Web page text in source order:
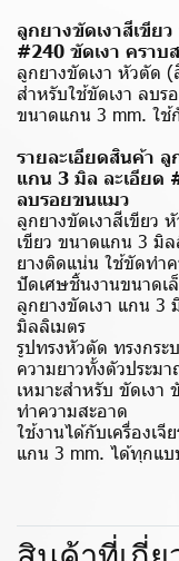
ลูกยางขัดเงาสีเขีย
#240 ขัดเงา ครา
ลูกยางขัดเงา หัวตัด
สำหรับใช้ขัดเงา ลบ
ขนาดแกน 3 mm. ใช้
รายละเอียดสินค้า ลู
แกน 3 มิล ละเอียด
ลบรอยขนแมว
ลูกยางขัดเงาสีเขียว
เขียว ขนาดแกน 3 มิ
ยางติดแน่น ใช้ขัดทำ
ปัดเศษชิ้นงานขนาดเ
ลูกยางขัดเงา แกน 3
มิลลิเมตร
รูปทรงหัวตัด ทรงกร
ความยาวทั้งตัวประ
เหมาะสำหรับ ขัดเง
ทำความสะอาด
ใช้งานได้กับเครื่องเ
แกน 3 mm. ได้ทุกแบ